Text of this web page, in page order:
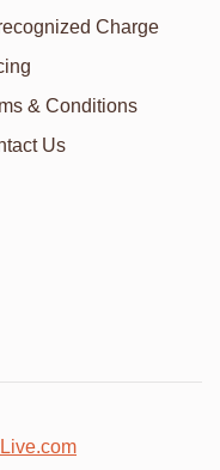
Charge
& Conditions
Us